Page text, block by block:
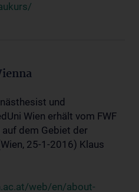
und
Wien erhält vom FWF
dem Gebiet der
25-1-2016) Klaus
web/en/about-